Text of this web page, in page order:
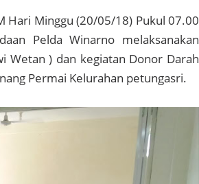
Hari Minggu (20/05/18) Pukul 07.00
Pelda Winarno melaksanakan
Wetan ) dan kegiatan Donor Darah
Permai Kelurahan petungasri.